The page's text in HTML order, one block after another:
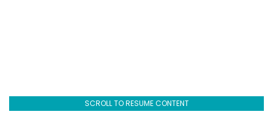
SCROLL TO RESUME CONTENT